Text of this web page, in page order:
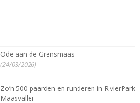
Ode aan de Grensmaas
(24/03/2026)
Zo’n 500 paarden en runderen in RivierPark
Maasvallei